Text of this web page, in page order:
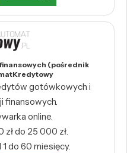
(pośrednik
gotówkowych i
finansowych.
online.
do 25 000 zł.
do 60 miesięcy.